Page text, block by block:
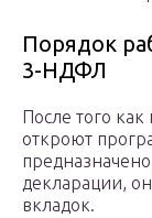
Порядок
3-НДФЛ
После того
откроют
декларации,
вкладок.